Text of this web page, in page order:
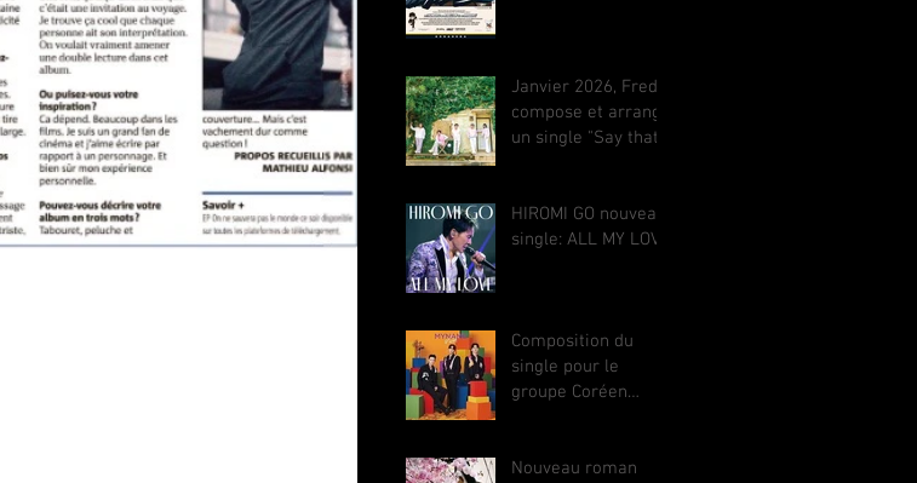
Ikeda, avec Akiyuki
Tateyama. Sur
NETFLIX monde et
FUJI TV.（監督：井
Ide）） **立山秋航
（Akiyuki
Tateyama)
Janvier 2026, Fred
compose et arrange
un single "Say that
japonais KAWANG.
Le titre se classe
Oricon. 2026年1
月、フレッドは日
本のグループ
HIROMI GO nouveau
single: ALL MY LOVE
Composition du
single pour le
groupe Coréen
sortie Corée &
Nouveau roman